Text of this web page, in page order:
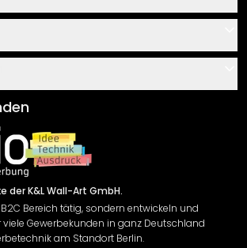
Abmeldung
der K&L Wall-Art GmbH.
Bereich tätig, sondern entwickeln und
Gewerbekunden in ganz Deutschland
am Standort Berlin.